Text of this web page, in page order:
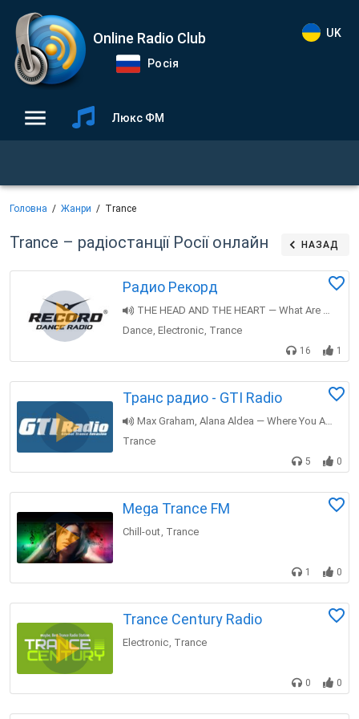
Online Radio Club
Росія
UK
Люкс ФМ
Головна Жанри Trance
Trance – радіостанції Росії онлайн НАЗАД
Радио Рекорд
THE HEAD AND THE HEART — What Are You Doing New Years
Dance, Electronic, Trance
16 1
Транс радио - GTI Radio
Max Graham, Alana Aldea — Where You Are feat. Alana Aldea (Original Mix)
Trance
5 0
Mega Trance FM
Chill-out, Trance
1 0
Trance Century Radio
Electronic, Trance
0 0